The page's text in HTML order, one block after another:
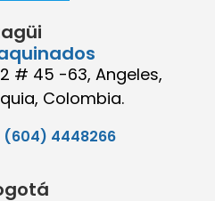
# 45 -63, Angeles,
Colombia.
(604) 4448266